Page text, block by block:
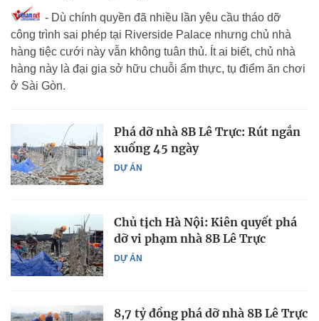
- Dù chính quyền đã nhiều lần yêu cầu tháo dỡ
công trình sai phép tại Riverside Palace nhưng chủ nhà
hàng tiệc cưới này vẫn không tuân thủ. Ít ai biết, chủ nhà
hàng này là đại gia sở hữu chuỗi ẩm thực, tụ điểm ăn chơi
ở Sài Gòn.
DỰ ÁN
Phá dỡ nhà 8B Lê Trực: Rút ngắn
xuống 45 ngày
DỰ ÁN
Chủ tịch Hà Nội: Kiên quyết phá
dỡ vi phạm nhà 8B Lê Trực
8,7 tỷ đồng phá dỡ nhà 8B Lê Trực